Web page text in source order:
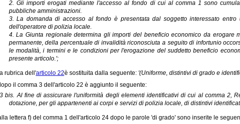
2. Gli importi erogati mediante l'accesso al fondo di cui al comma 1 sono
pubbliche amministrazioni.
3. La domanda di accesso al fondo è presentata dal soggetto interessato
dell'operatore di polizia locale.
4. La Giunta regionale determina gli importi del beneficio economico da
permanente, della percentuale di invalidità riconosciuta a seguito di infortunio
le modalità, i termini e le condizioni per l'erogazione del suddetto beneficio
presente articolo.';
la rubrica dell'articolo 22è sostituita dalla seguente: '(Uniforme, distintivi di grado e
il comma 3 dell'articolo 22 è aggiunto il seguente:
bis. Al fine di assicurare l'uniformità degli elementi identificativi di cui al comma 2,
dotazione, per gli appartenenti ai corpi e servizi di polizia locale, di distintivi
lettera f) del comma 1 dell'articolo 24 dopo le parole 'di grado' sono inserite le